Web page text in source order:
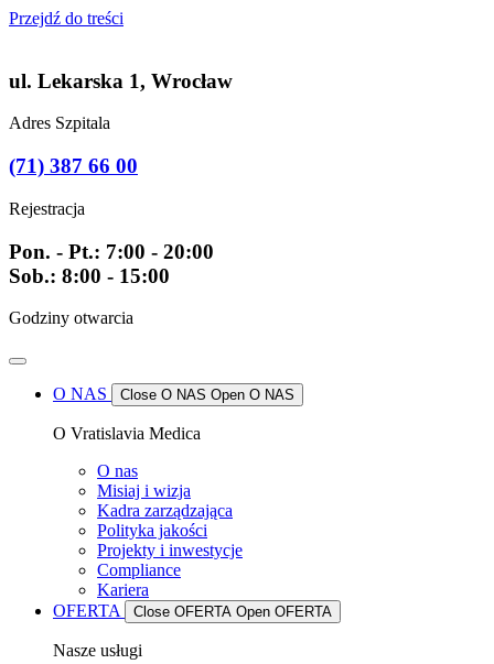
Przejdź do treści
ul. Lekarska 1, Wrocław
Adres Szpitala
(71) 387 66 00
Rejestracja
Pon. - Pt.: 7:00 - 20:00
Sob.: 8:00 - 15:00
Godziny otwarcia
O NAS Close O NAS Open O NAS
O Vratislavia Medica
O nas
Misiaj i wizja
Kadra zarządzająca
Polityka jakości
Projekty i inwestycje
Compliance
Kariera
OFERTA
Close OFERTA Open OFERTA
Nasze usługi